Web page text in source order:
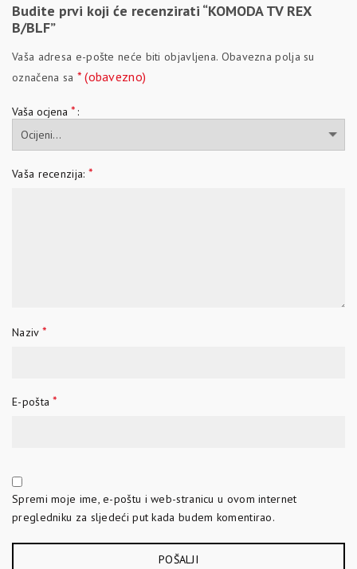
Budite prvi koji će recenzirati “KOMODA TV REX
B/BLF”
Vaša adresa e-pošte neće biti objavljena. Obavezna polja su
označena sa * (obavezno)
Vaša ocjena *
Vaša recenzija: *
Naziv *
E-pošta*
Spremi moje ime, e-poštu i web-stranicu u ovom internet
pregledniku za sljedeći put kada budem komentirao.